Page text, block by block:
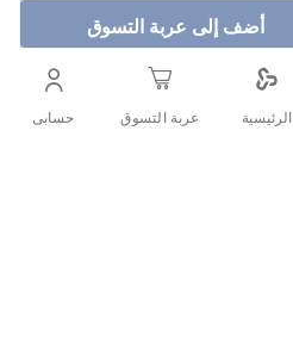
أضف إلى عربة التسوق
الرئيسية عربة التسوق حسابى